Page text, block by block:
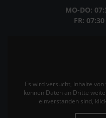
MO-DO:
FR:
Es wird versucht, Inhalte von
können Daten an Dritte
einverstanden sind,